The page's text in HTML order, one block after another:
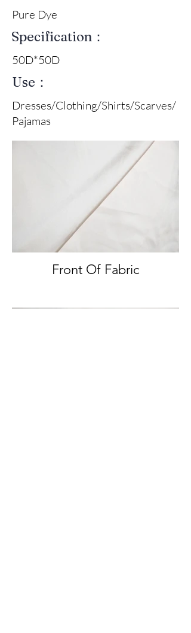
Pure Dye
Specification：
50D*50D
Use：
Dresses/Clothing/Shirts/Scarves/
Pajamas
Front Of Fabric